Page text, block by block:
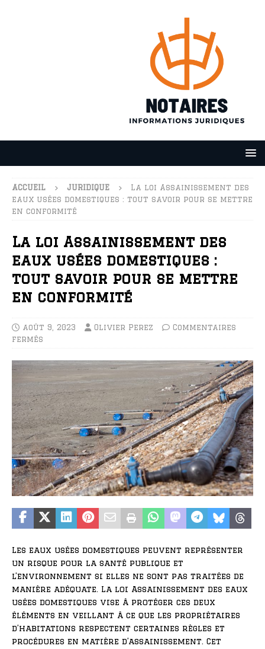
ACCUEIL JURIDIQUE
La loi Assainissement des
eaux usées domestiques : tout savoir pour se mettre
en conformité
La loi Assainissement des
eaux usées domestiques :
tout savoir pour se mettre
en conformité
août 9, 2023 Olivier Perez
Commentaires
fermés
Les eaux usées domestiques peuvent représenter
un risque pour la santé publique et
l’environnement si elles ne sont pas traitées de
manière adéquate. La loi Assainissement des eaux
usées domestiques vise à protéger ces deux
éléments en veillant à ce que les propriétaires
d’habitations respectent certaines règles et
procédures en matière d’assainissement. Cet